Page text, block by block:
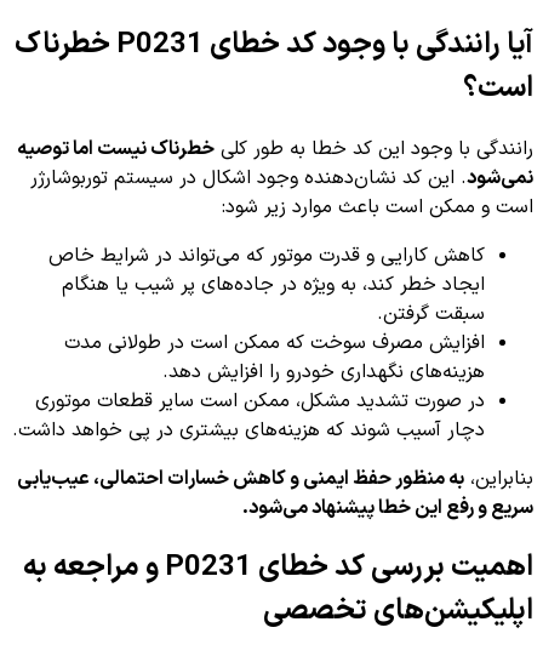
آیا رانندگی با وجود کد خطای P0231 خطرناک
است؟
رانندگی با وجود این کد خطا به طور کلی خطرناک نیست اما توصیه
نمی‌شود. این کد نشان‌دهنده وجود اشکال در سیستم توربوشارژر
است و ممکن است باعث موارد زیر شود:
کاهش کارایی و قدرت موتور که می‌تواند در شرایط خاص
ایجاد خطر کند، به ویژه در جاده‌های پر شیب یا هنگام
سبقت گرفتن.
افزایش مصرف سوخت که ممکن است در طولانی مدت
هزینه‌های نگهداری خودرو را افزایش دهد.
در صورت تشدید مشکل، ممکن است سایر قطعات موتوری
دچار آسیب شوند که هزینه‌های بیشتری در پی خواهد داشت.
بنابراین، به منظور حفظ ایمنی و کاهش خسارات احتمالی، عیب‌یابی
سریع و رفع این خطا پیشنهاد می‌شود.
اهمیت بررسی کد خطای P0231 و مراجعه به
اپلیکیشن‌های تخصصی